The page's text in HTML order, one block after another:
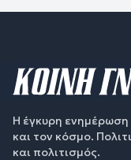
Η έγκυρη ενημέρωση
και τον κόσμο.
και πολιτισμός.